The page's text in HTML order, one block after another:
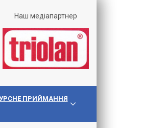
Наш медіапартнер
ПРИЙМАННЯ